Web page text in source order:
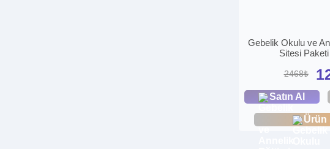
Gebelik Okulu ve
Sitesi
2468₺
Satın Al
Ürün